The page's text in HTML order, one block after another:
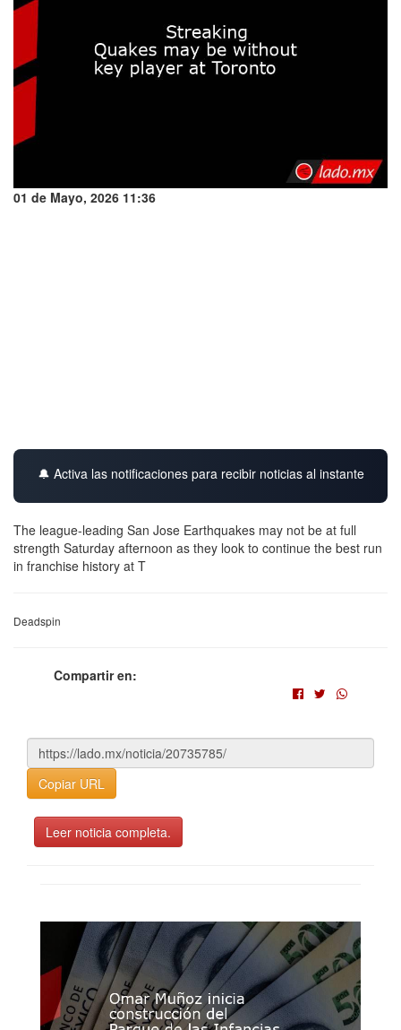
01 de Mayo, 2026 11:36
🔔 Activa las notificaciones para recibir noticias al instante
The league-leading San Jose Earthquakes may not be at full
strength Saturday afternoon as they look to continue the best run
in franchise history at T
Deadspin
Compartir en:
Copiar URL
Leer noticia completa.